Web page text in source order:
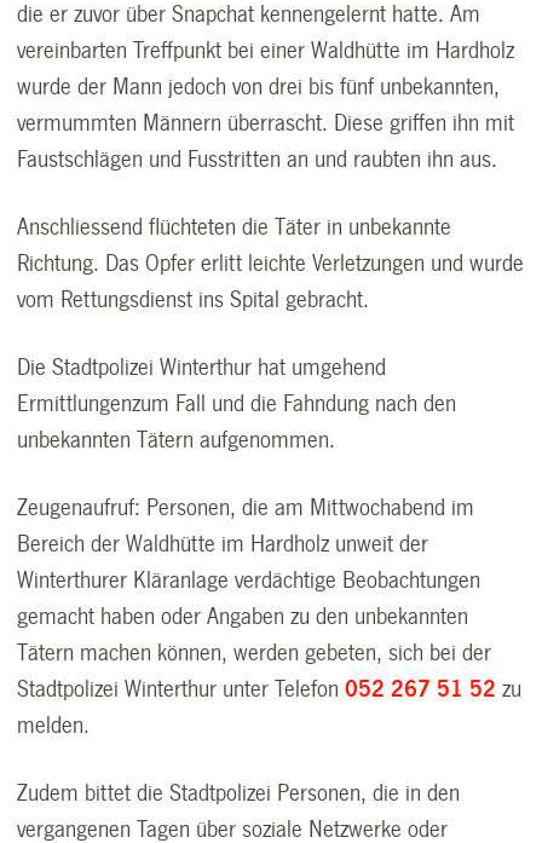
die er zuvor über Snapchat kennengelernt hatte. Am
vereinbarten Treffpunkt bei einer Waldhütte im Hardholz
wurde der Mann jedoch von drei bis fünf unbekannten,
vermummten Männern überrascht. Diese griffen ihn mit
Faustschlägen und Fusstritten an und raubten ihn aus.
Anschliessend flüchteten die Täter in unbekannte
Richtung. Das Opfer erlitt leichte Verletzungen und wurde
vom Rettungsdienst ins Spital gebracht.
Die Stadtpolizei Winterthur hat umgehend
Ermittlungenzum Fall und die Fahndung nach den
unbekannten Tätern aufgenommen.
Zeugenaufruf: Personen, die am Mittwochabend im
Bereich der Waldhütte im Hardholz unweit der
Winterthurer Kläranlage verdächtige Beobachtungen
gemacht haben oder Angaben zu den unbekannten
Tätern machen können, werden gebeten, sich bei der
Stadtpolizei Winterthur unter Telefon052 267 51 52 zu
melden.
Zudem bittet die Stadtpolizei Personen, die in den
vergangenen Tagen über soziale Netzwerke oder